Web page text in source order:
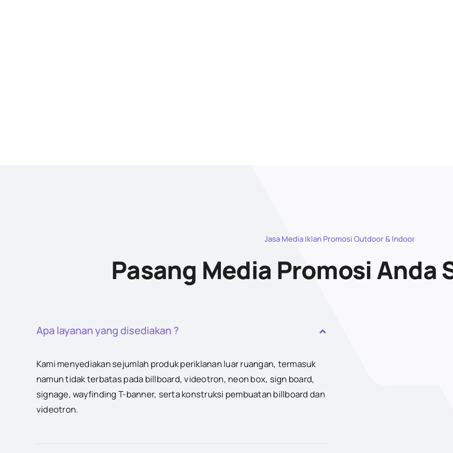
Jasa Media Iklan Promosi Outdoor & Indoor
Pasang Media Promosi Anda
Apa layanan yang disediakan ?
Kami menyediakan sejumlah produk periklanan luar ruangan, termasuk
namun tidak terbatas pada billboard, videotron, neon box, sign board,
signage, wayfinding T-banner, serta konstruksi pembuatan billboard dan
videotron.